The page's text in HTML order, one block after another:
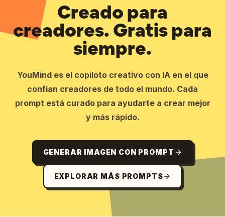
Creado para
creadores. Gratis para
siempre.
YouMind es el copiloto creativo con IA en el que
confían creadores de todo el mundo. Cada
prompt está curado para ayudarte a crear mejor
y más rápido.
GENERAR IMAGEN CON PROMPT
EXPLORAR MÁS PROMPTS